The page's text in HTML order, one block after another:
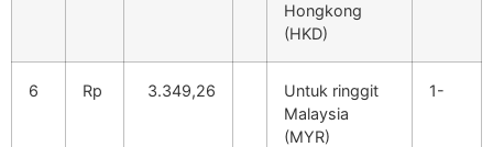
Hongkong
(HKD)
6 Rp 3.349,26
Untuk ringgit
Malaysia
(MYR)
1-